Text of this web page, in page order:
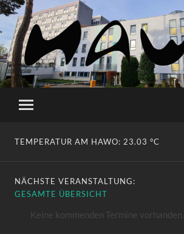
HaWo
Mobile-
TEMPERATUR AM HAWO: 23.03 °C
NÄCHSTE VERANSTALTUNG:
GESAMTE ÜBERSICHT
Keine kommenden Termine vorhanden.